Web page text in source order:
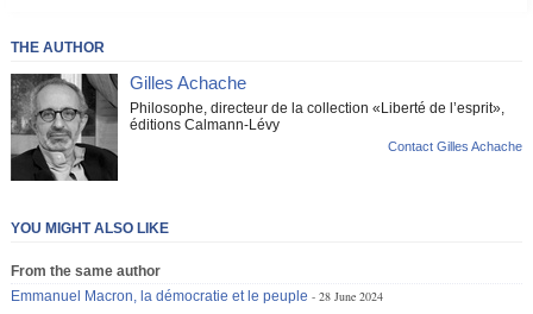
THE AUTHOR
Gilles Achache
Philosophe, directeur de la collection «Liberté de l’esprit»,
éditions Calmann-Lévy
Contact Gilles Achache
YOU MIGHT ALSO LIKE
From the same author
Emmanuel Macron, la démocratie et le peuple
28 June 2024